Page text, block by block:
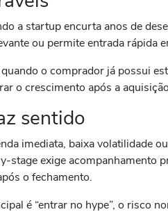
a startup encurta anos de
ou permite entrada rápida
o comprador já possui
o crescimento após a
sentido
imediata, baixa volatilidade
stage exige acompanhamento
o fechamento.
é “entrar no hype”, o risco